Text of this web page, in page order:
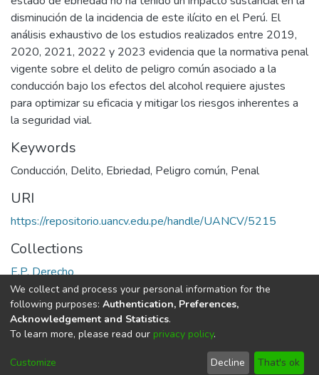
disminución de la incidencia de este ilícito en el Perú. El
análisis exhaustivo de los estudios realizados entre 2019,
2020, 2021, 2022 y 2023 evidencia que la normativa penal
vigente sobre el delito de peligro común asociado a la
conducción bajo los efectos del alcohol requiere ajustes
para optimizar su eficacia y mitigar los riesgos inherentes a
la seguridad vial.
Keywords
Conducción, Delito, Ebriedad, Peligro común, Penal
URI
https://repositorio.uancv.edu.pe/handle/UANCV/5215
Collections
E.P. Derecho
Full item page
DSpace softwarecopyright © 2002-2026
Cookie
End User
Send
We collect and process your personal information for the
following purposes: Authentication, Preferences,
Acknowledgement and Statistics.
To learn more, please read our privacy policy.
Customize Decline That's ok